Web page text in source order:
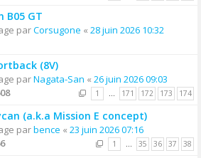
B05 GT
parCorsugone « 28 juin 2026 10:32
(8V)
parNagata-San « 26 juin 2026 09:03
1 … 171 172 173 174
(a.k.a Mission E concept)
parbence « 23 juin 2026 07:16
1 … 35 36 37 38